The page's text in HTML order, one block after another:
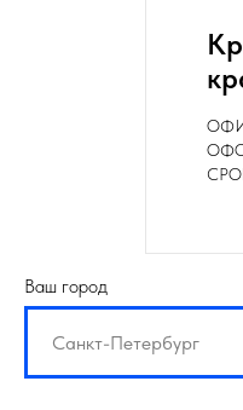
Ваш город